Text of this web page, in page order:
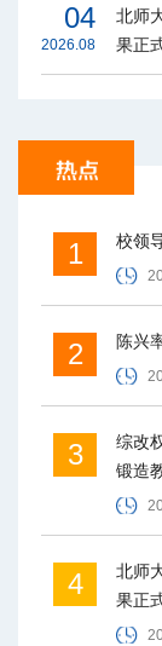
04
2026.08
北师
果正
1 校领
2 陈兴
3
综改
锻造
4
北师
果正